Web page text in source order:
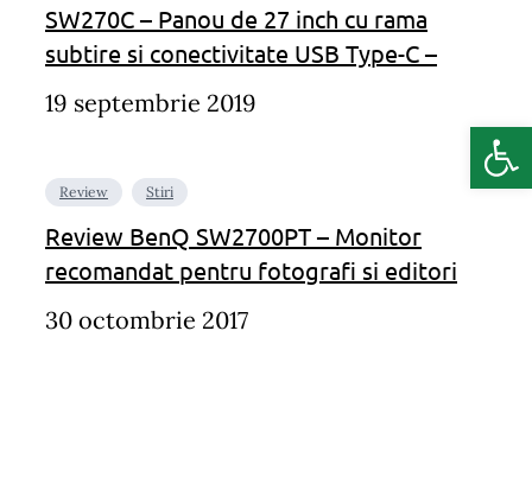
SW270C – Panou de 27 inch cu rama
subtire si conectivitate USB Type-C –
19 septembrie 2019
Review Stiri
Review BenQ SW2700PT – Monitor
recomandat pentru fotografi si editori
30 octombrie 2017